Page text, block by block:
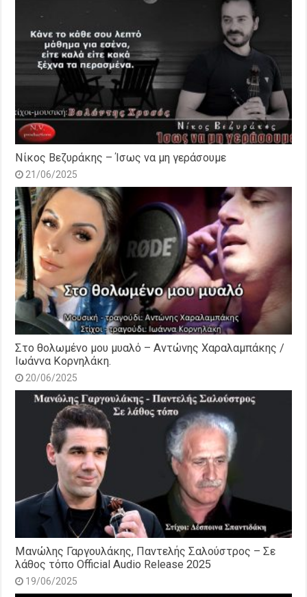
Νίκος Βεζυράκης – Ίσως να μη γεράσουμε
21/06/2025
Στο θολωμένο μου μυαλό – Αντώνης Χαραλαμπάκης /
Ιωάννα Κορνηλάκη.
20/06/2025
Μανώλης Γαργουλάκης, Παντελής Σαλούστρος – Σε
λάθος τόπο Official Audio Release 2025
19/06/2025